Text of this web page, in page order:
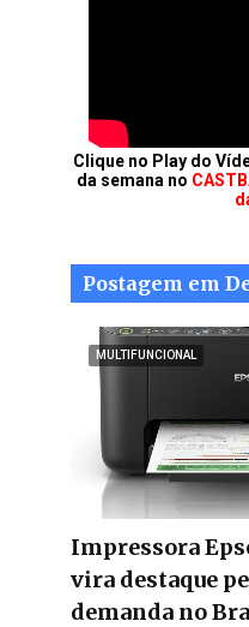
Clique no Play do
da semana no
Postagem em
MULTIFUNCIONAL
Impressora
vira destaque
demanda no